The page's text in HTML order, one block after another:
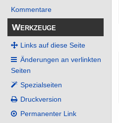
Kommentare
Werkzeuge
Links auf diese Seite
Änderungen an verlinkten
Seiten
Spezialseiten
Druckversion
Permanenter Link